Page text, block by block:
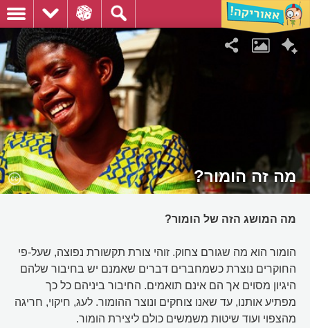
מה זה הומור?
מה המושג הזה של הומור?
הומור הוא מה שגורם צחוק. זוהי צורת תקשורת נפוצה, שעל-פי
החוקרים נוצרת כשמחברים דברים שאמנם יש בחיבור שלהם
היגיון מסוים אך הם אינם תואמים. החיבור ביניהם כל כך
מפתיע אותנו, עד שאנו צוחקים ונוצר ההומור. לעג, חיקוי, חריגה
מהצפוי ועוד שיטות משמשים כולם ליצירת הומור.